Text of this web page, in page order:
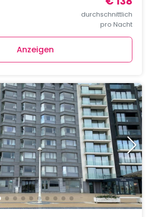
durchschnittlich
pro Nacht
Anzeigen